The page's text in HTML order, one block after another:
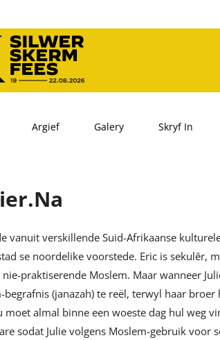
Argief Galery Skryf In
vanuit verskillende Suid-Afrikaanse
se noordelike voorstede. Eric is sekulêr,
nie-praktiserende Moslem. Maar wanneer
begrafnis (janazah) te reël, terwyl haar
moet almal binne een woeste dag hul weg
sodat Julie volgens Moslem-gebruik voor